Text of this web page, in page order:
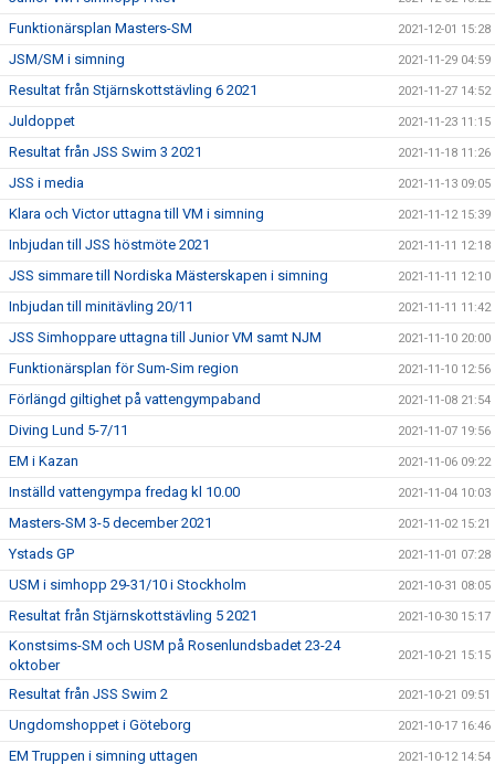
Funktionärsplan Masters-SM 2021-12-01 15:28
JSM/SM i simning 2021-11-29 04:59
Resultat från Stjärnskottstävling 6 2021 2021-11-27 14:52
Juldoppet 2021-11-23 11:15
Resultat från JSS Swim 3 2021 2021-11-18 11:26
JSS i media 2021-11-13 09:05
Klara och Victor uttagna till VM i simning 2021-11-12 15:39
Inbjudan till JSS höstmöte 2021 2021-11-11 12:18
JSS simmare till Nordiska Mästerskapen i simning 2021-11-11 12:10
Inbjudan till minitävling 20/11 2021-11-11 11:42
JSS Simhoppare uttagna till Junior VM samt NJM 2021-11-10 20:00
Funktionärsplan för Sum-Sim region 2021-11-10 12:56
Förlängd giltighet på vattengympaband 2021-11-08 21:54
Diving Lund 5-7/11 2021-11-07 19:56
EM i Kazan 2021-11-06 09:22
Inställd vattengympa fredag kl 10.00 2021-11-04 10:03
Masters-SM 3-5 december 2021 2021-11-02 15:21
Ystads GP 2021-11-01 07:28
USM i simhopp 29-31/10 i Stockholm 2021-10-31 08:05
Resultat från Stjärnskottstävling 5 2021 2021-10-30 15:17
Konstsims-SM och USM på Rosenlundsbadet 23-24
oktober
2021-10-21 15:15
Resultat från JSS Swim 2 2021-10-21 09:51
Ungdomshoppet i Göteborg 2021-10-17 16:46
EM Truppen i simning uttagen 2021-10-12 14:54